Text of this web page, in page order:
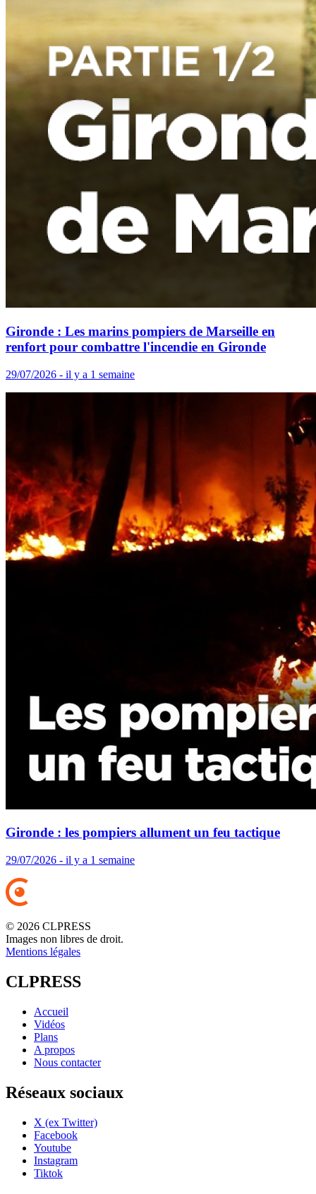
Gironde : Les marins pompiers de Marseille en
renfort pour combattre l'incendie en Gironde
29/07/2026 - il y a 1 semaine
Gironde : les pompiers allument un feu tactique
29/07/2026 - il y a 1 semaine
© 2026 CLPRESS
Images non libres de droit.
Mentions légales
CLPRESS
Accueil
Vidéos
Plans
A propos
Nous contacter
Réseaux sociaux
X (ex Twitter)
Facebook
Youtube
Instagram
Tiktok